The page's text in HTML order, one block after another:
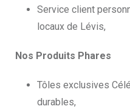
Service client
locaux de Lévis,
Nos Produits Phares
Tôles exclusives
durables,